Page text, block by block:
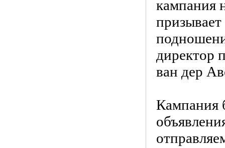
кампания
директор
ван дер
Кампания